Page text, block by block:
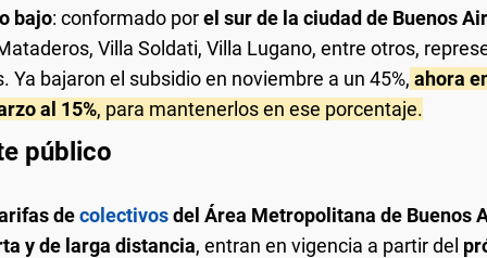
bajo: conformado porel sur de la ciudad de Buenos
Villa Soldati, Villa Lugano, entre otros,
Ya bajaron el subsidio en noviembre a un 45%, ahora
al 15%, para mantenerlos en ese porcentaje.
público
decolectivosdel Área Metropolitana de Buenos
y de larga distancia, entran en vigencia a partir del